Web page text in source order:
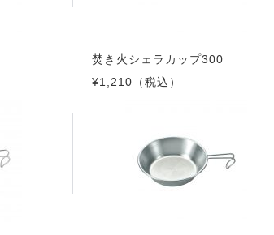
焚き火シェラカップ300
¥1,210 （税込）